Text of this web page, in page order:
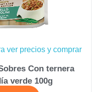
ver precios y comprar
Con ternera
verde 100g